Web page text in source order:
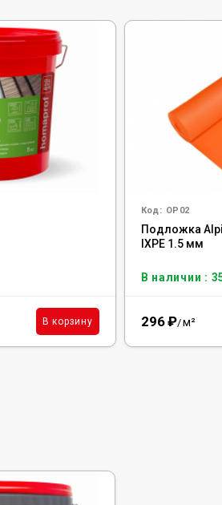
В корзину
Код: OP02
Подложка
IXPE 1.5 мм
В наличии :
296₽/м²